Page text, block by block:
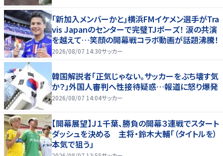
｢新加入メンバーかと｣横浜FMイケメン選手がTra
vis Japanのセンターで完璧TJポーズ！ 涙の共演
を越えて…笑顔の開幕戦コラボ動画が話題沸騰！
2026/08/07 14:30サッカー
韓国解説者「正気じゃない。サッカーをぶち壊す気
か？」外国人審判へ性接待疑惑…報道に怒り爆発
2026/08/07 14:04サッカー
【開幕展望】Ｊ１千葉、勝負の開幕３連戦でスタート
ダッシュを決める 主将・鈴木大輔「（タイトルを）
本気で狙う」